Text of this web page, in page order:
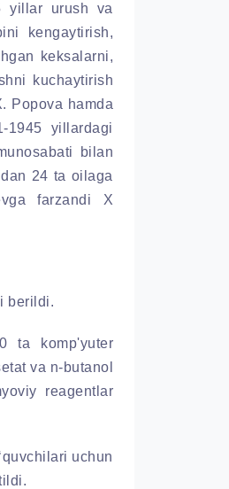
yillar urush va
kengaytirish,
keksalarni,
kuchaytirish
Popova hamda
1945 yillardagi
bilan
24 ta oilaga
farzandi X
berildi.
ta komp'yuter
va n-butanol
reagentlar
uchun